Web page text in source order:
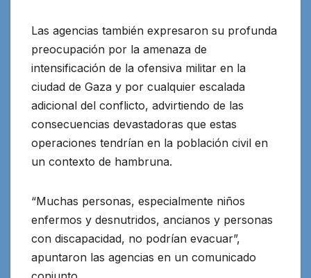
Las agencias también expresaron su profunda
preocupación por la amenaza de
intensificación de la ofensiva militar en la
ciudad de Gaza y por cualquier escalada
adicional del conflicto, advirtiendo de las
consecuencias devastadoras que estas
operaciones tendrían en la población civil en
un contexto de hambruna.
“Muchas personas, especialmente niños
enfermos y desnutridos, ancianos y personas
con discapacidad, no podrían evacuar”,
apuntaron las agencias en un comunicado